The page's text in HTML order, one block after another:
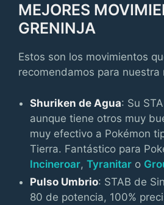
MEJORES
GRENINJA
Estos son los movimientos
recomendamos para nuestra
Shuriken de Agua: Su
aunque tiene otros muy
muy efectivo a Pokémon
Tierra. Fantástico para
Incineroar,Tyranitar o
Pulso Umbrio: STAB de
80 de potencia, 100%